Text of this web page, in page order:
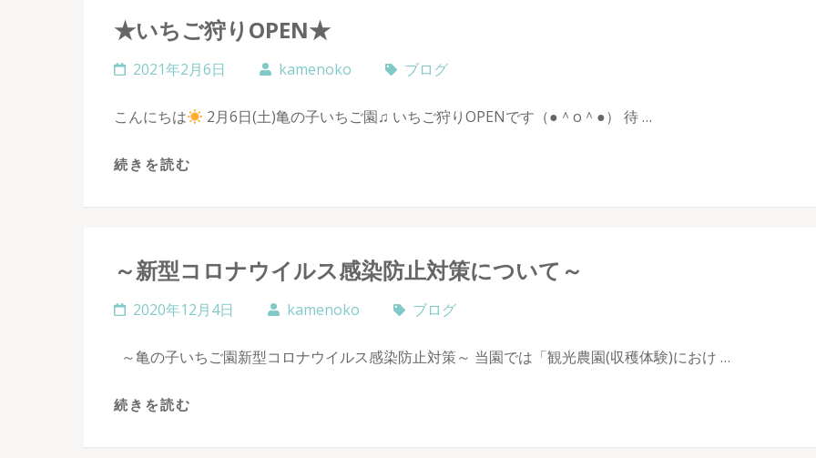
★いちご狩りOPEN★
2021年2月6日 kamenoko ブログ
こんにちは 2月6日(土)亀の子いちご園♫ いちご狩りOPENです（●＾o＾●） 待 …
続きを読む
～新型コロナウイルス感染防止対策について～
2020年12月4日 kamenoko ブログ
～亀の子いちご園新型コロナウイルス感染防止対策～ 当園では「観光農園(収穫体験)におけ …
続きを読む